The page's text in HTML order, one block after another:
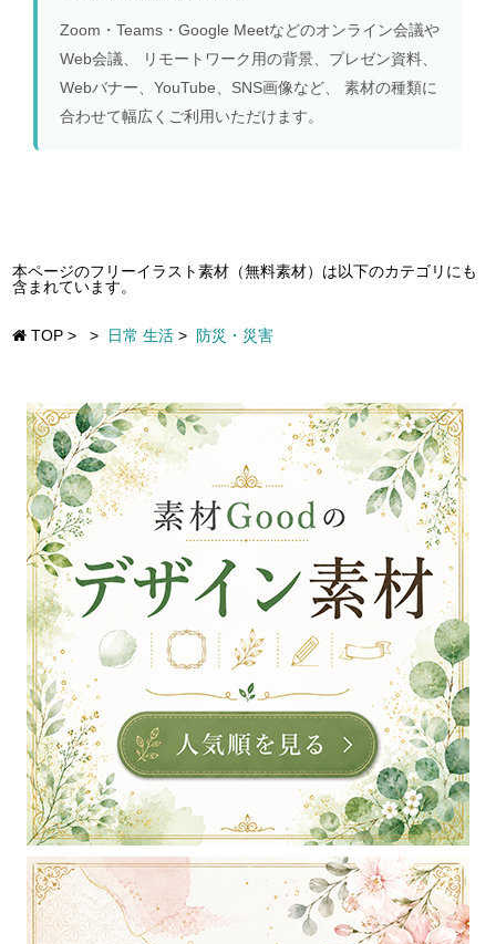
Zoom・Teams・Google Meetなどのオンライン会議や
Web会議、 リモートワーク用の背景、プレゼン資料、
Webバナー、YouTube、SNS画像など、 素材の種類に
合わせて幅広くご利用いただけます。
本ページのフリーイラスト素材（無料素材）は以下のカテゴリにも
含まれています。
TOP > > 日常 生活 > 防災・災害